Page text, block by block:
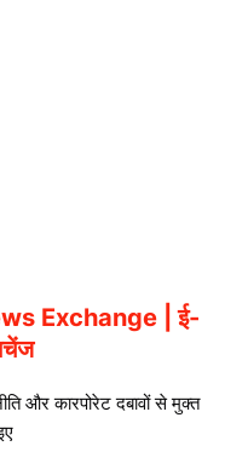
Exchange | ई-
और कारपोरेट दबावों से मुक्त